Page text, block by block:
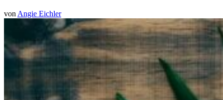
von Angie Eichler